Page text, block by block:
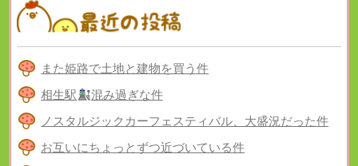
また姫路で土地と建物を買う件
相生駅
混み過ぎな件
ノスタルジックカーフェスティバル、大盛況だった件
お互いにちょっとずつ近づいている件